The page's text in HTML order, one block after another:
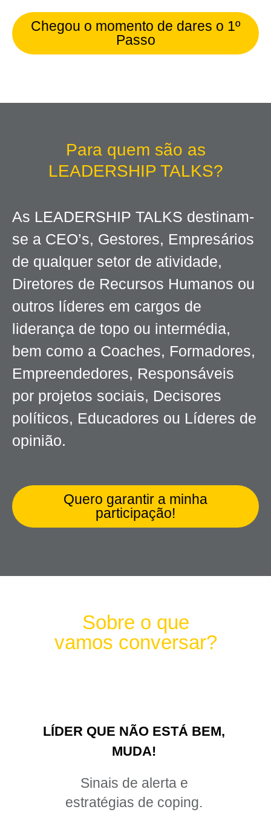
Chegou o momento de dares o 1º
Passo
Para quem são as
LEADERSHIP TALKS?
As LEADERSHIP TALKS destinam-
se a CEO’s, Gestores, Empresários
de qualquer setor de atividade,
Diretores de Recursos Humanos ou
outros líderes em cargos de
liderança de topo ou intermédia,
bem como a Coaches, Formadores,
Empreendedores, Responsáveis
por projetos sociais, Decisores
políticos, Educadores ou Líderes de
opinião.
Quero garantir a minha
participação!
Sobre o que
vamos conversar?
LÍDER QUE NÃO ESTÁ BEM,
MUDA!
Sinais de alerta e
estratégias de coping.